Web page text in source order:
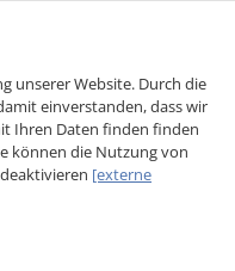
unserer Website. Durch die
einverstanden, dass wir
Ihren Daten finden finden
können die Nutzung von
[externe